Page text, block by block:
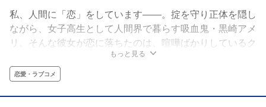
私、人間に「恋」をしています――。掟を守り正体を隠し
ながら、女子高生として人間界で暮らす吸血鬼・黒崎アメ
リ。そんな彼女が恋に落ちたのは、喧嘩ばかりしているク
ラスメイト・パコだった。正体を隠しながらも、パコに思
いを伝えるアメリだったが、ある事件がきっかけで吸血鬼
であることがバレてしまい‥‥!?『ホームルーム』の奇
才・千代が描く、禁断の吸血ラブストーリー！
もっと見る
恋愛・ラブコメ